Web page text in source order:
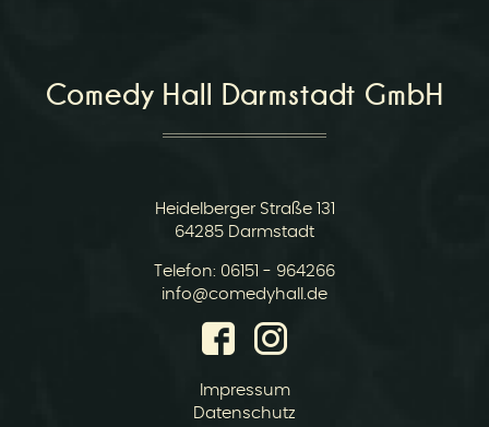
Comedy Hall Darmstadt GmbH
Heidelberger Straße 131
64285 Darmstadt
Telefon: 06151 - 964266
E-
info@comedyhall.de
Impressum
Datenschutz